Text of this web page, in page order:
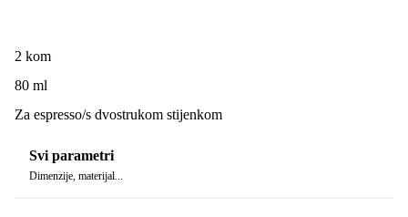
2 kom
80 ml
Za espresso/s dvostrukom stijenkom
Svi parametri
Dimenzije, materijal...